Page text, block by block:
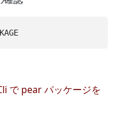
で pear パッケージを